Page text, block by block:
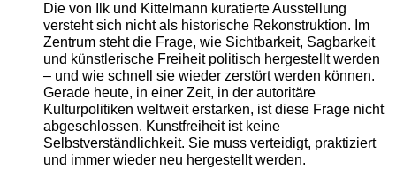
Die von Ilk und Kittelmann kuratierte Ausstellung
versteht sich nicht als historische Rekonstruktion. Im
Zentrum steht die Frage, wie Sichtbarkeit, Sagbarkeit
und künstlerische Freiheit politisch hergestellt werden
– und wie schnell sie wieder zerstört werden können.
Gerade heute, in einer Zeit, in der autoritäre
Kulturpolitiken weltweit erstarken, ist diese Frage nicht
abgeschlossen. Kunstfreiheit ist keine
Selbstverständlichkeit. Sie muss verteidigt, praktiziert
und immer wieder neu hergestellt werden.